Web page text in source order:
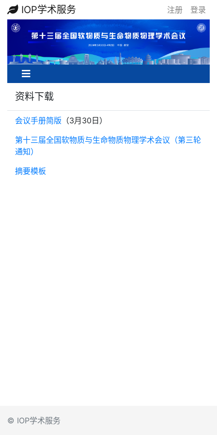
IOP学术服务 注册 登录
资料下载
会议手册简版 （3月30日）
第十三届全国软物质与生命物质物理学术会议（第三轮
通知）
摘要模板
© IOP学术服务